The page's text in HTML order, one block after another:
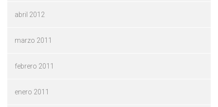
abril 2012
marzo 2011
febrero 2011
enero 2011